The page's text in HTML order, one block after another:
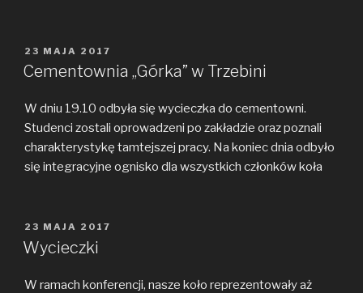
OPUBLIKOWANE
W
23 MAJA 2017
Cementownia ,,Górka” w Trzebini
W dniu 19.10 odbyła się wycieczka do cementowni.
Studenci zostali oprowadzeni po zakładzie oraz poznali
charakterystykę tamtejszej pracy. Na koniec dnia odbyło
się integracyjne ognisko dla wszystkich członków koła
OPUBLIKOWANE
W
23 MAJA 2017
Wycieczki
W ramach konferencji, nasze koło reprezentowały aż